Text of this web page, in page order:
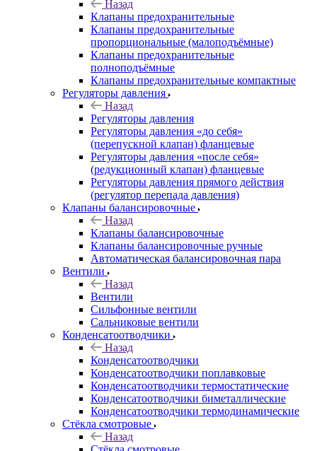
Назад
Клапаны предохранительные
Клапаны предохранительные
пропорциональные (малоподъёмные)
Клапаны предохранительные
полноподъёмные
Клапаны предохранительные компактные
Регуляторы давления
Назад
Регуляторы давления
Регуляторы давления «до себя»
(перепускной клапан) фланцевые
Регуляторы давления «после себя»
(редукционный клапан) фланцевые
Регуляторы давления прямого действия
(регулятор перепада давления)
Клапаны балансировочные
Назад
Клапаны балансировочные
Клапаны балансировочные ручные
Автоматическая балансировочная пара
Вентили
Назад
Вентили
Сильфонные вентили
Сальниковые вентили
Конденсатоотводчики
Назад
Конденсатоотводчики
Конденсатоотводчики поплавковые
Конденсатоотводчики термостатические
Конденсатоотводчики биметаллические
Конденсатоотводчики термодинамические
Стёкла смотровые
Назад